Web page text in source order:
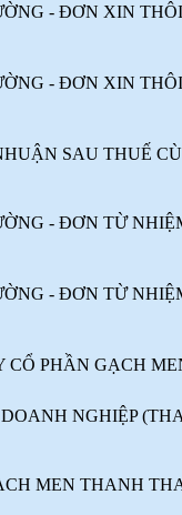
- ĐƠN XIN
- ĐƠN XIN
SAU THUẾ
- ĐƠN TỪ
- ĐƠN TỪ
CỔ PHẦN GẠCH
NGHIỆP
MEN THANH